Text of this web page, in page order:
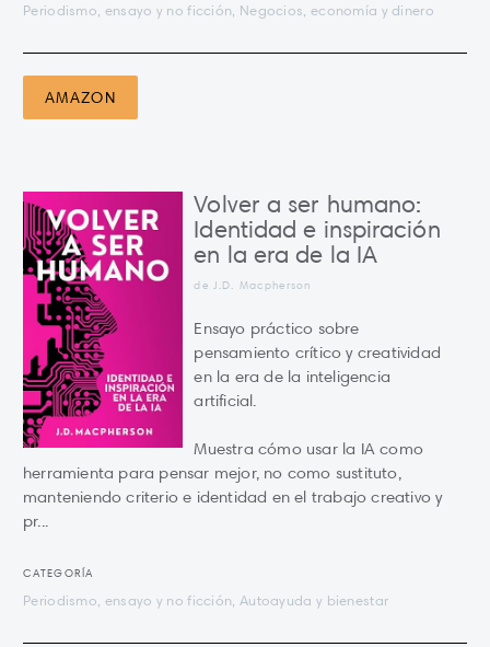
Periodismo, ensayo y no ficción, Negocios, economía y dinero
AMAZON
Volver a ser humano:
Identidad e inspiración
en la era de la IA
de J.D. Macpherson
Ensayo práctico sobre
pensamiento crítico y creatividad
en la era de la inteligencia
artificial.
Muestra cómo usar la IA como
herramienta para pensar mejor, no como sustituto,
manteniendo criterio e identidad en el trabajo creativo y
pr...
CATEGORÍA
Periodismo, ensayo y no ficción, Autoayuda y bienestar